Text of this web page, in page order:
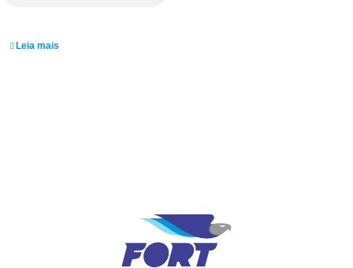
Leia mais